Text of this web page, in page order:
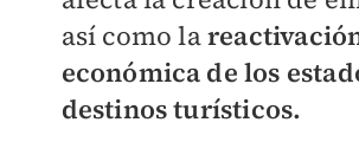
así como la
económica de los
destinos turísticos.